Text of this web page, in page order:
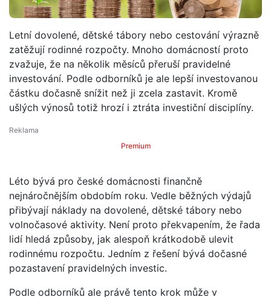
Letní dovolené, dětské tábory nebo cestování výrazně
zatěžují rodinné rozpočty. Mnoho domácností proto
zvažuje, že na několik měsíců přeruší pravidelné
investování. Podle odborníků je ale lepší investovanou
částku dočasně snížit než ji zcela zastavit. Kromě
ušlých výnosů totiž hrozí i ztráta investiční disciplíny.
Premium
Léto bývá pro české domácnosti finančně
nejnáročnějším obdobím roku. Vedle běžných výdajů
přibývají náklady na dovolené, dětské tábory nebo
volnočasové aktivity. Není proto překvapením, že řada
lidí hledá způsoby, jak alespoň krátkodobě ulevit
rodinnému rozpočtu. Jedním z řešení bývá dočasné
pozastavení pravidelných investic.
Podle odborníků ale právě tento krok může v